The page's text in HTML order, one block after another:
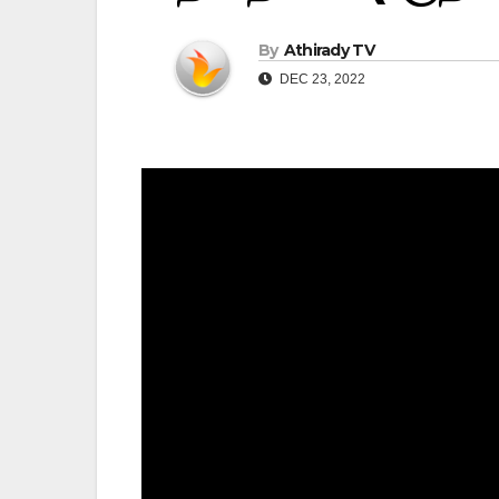
By Athirady TV
DEC 23, 2022